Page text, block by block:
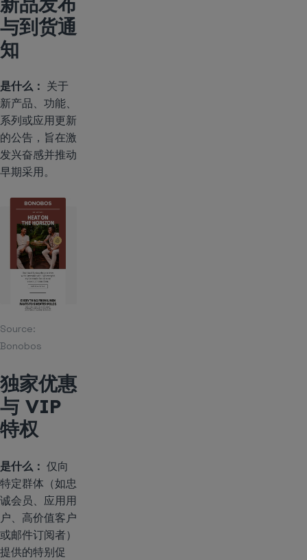
与到货通
知
是什么： 关于
新产品、功能、
系列或应用更新
的公告，旨在激
发兴奋感并推动
早期采用。
Source:
Bonobos
独家优惠
与 VIP
特权
是什么： 仅向
特定群体（如忠
诚会员、应用用
户、高价值客户
或邮件订阅者）
提供的特别促